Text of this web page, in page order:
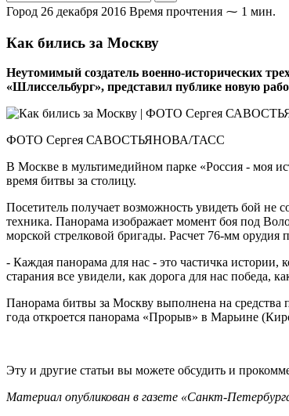
Город 26 декабря 2016 Время прочтения ⁓ 1 мин.
Как бились за Москву
Неутомимый создатель военно-исторических
«Шлиссельбург», представил публике новую
ФОТО Сергея САВОСТЬЯНОВА/ТАСС
В Москве в мультимедийном парке «Россия - моя
время битвы за столицу.
Посетитель получает возможность увидеть бой не
техника. Панорама изображает момент боя под
морской стрелковой бригады. Расчет 76-мм орудия
- Каждая панорама для нас - это частичка
старания все увидели, как дорога для нас победа,
Панорама битвы за Москву выполнена на средства
года откроется панорама «Прорыв» в Марьине
Эту и другие статьи вы можете обсудить и
Материал опубликован в газете «Санкт-